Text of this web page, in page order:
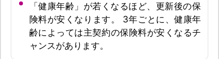
「健康年齢」が若くなるほど、更新後の保
険料が安くなります。 3年ごとに、健康年
齢によっては主契約の保険料が安くなるチ
ャンスがあります。